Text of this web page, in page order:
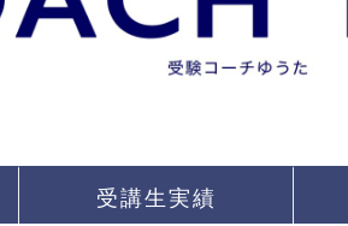
受講生実績